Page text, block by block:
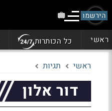
הירשמו
ראשי כל הכותרות
ראשי תגיות
דור אלון